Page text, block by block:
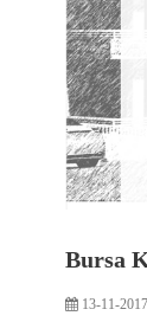
Bursa
13-11-